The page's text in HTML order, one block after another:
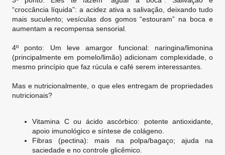
“croccância líquida”: a acidez ativa a salivação, deixando tudo
mais suculento; vesículas dos gomos “estouram” na boca e
aumentam a recompensa sensorial.
4º ponto: Um leve amargor funcional: naringina/limonina
(principalmente em pomelo/limão) adicionam complexidade, o
mesmo princípio que faz rúcula e café serem interessantes.
Mas e nutricionalmente, o que eles entregam de propriedades
nutricionais?
Vitamina C ou ácido ascórbico: potente antioxidante,
apoio imunológico e síntese de colágeno.
Fibras (pectina): mais na polpa/bagaço; ajuda na
saciedade e no controle glicêmico.